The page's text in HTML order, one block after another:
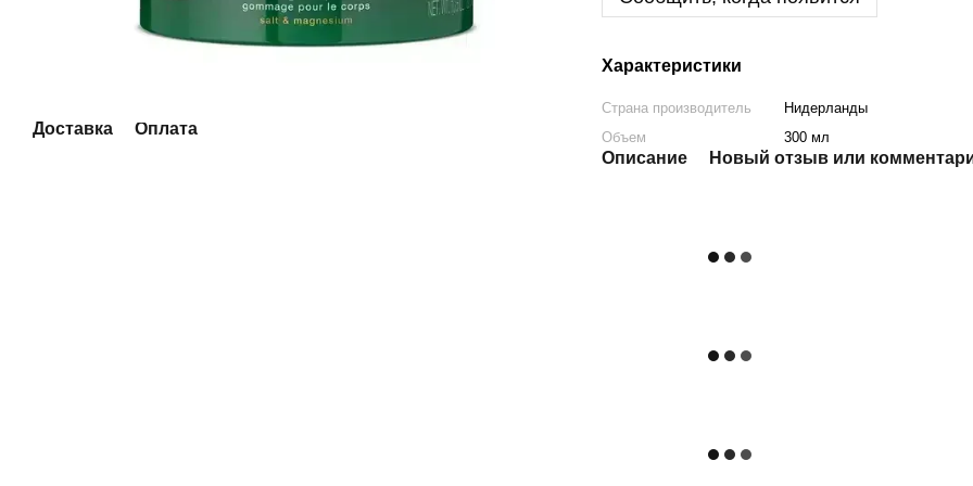
Доставка Оплата
Характеристики
Страна производитель
Нидерланды
Объем
300 мл
Описание Новый отзыв или